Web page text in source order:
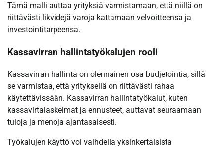
Tämä malli auttaa yrityksiä varmistamaan, että niillä on
riittävästi likvidejä varoja kattamaan velvoitteensa ja
investointitarpeensa.
Kassavirran hallintatyökalujen rooli
Kassavirran hallinta on olennainen osa budjetointia, sillä
se varmistaa, että yrityksellä on riittävästi rahaa
käytettävissään. Kassavirran hallintatyökalut, kuten
kassavirtalaskelmat ja ennusteet, auttavat seuraamaan
tuloja ja menoja ajantasaisesti.
Työkalujen käyttö voi vaihdella yksinkertaisista